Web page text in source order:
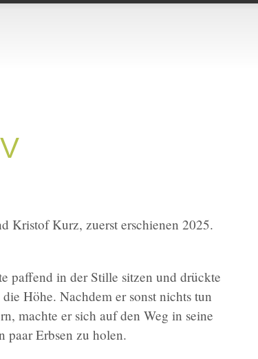
Kristof Kurz, zuerst erschienen 2025.
paffend in der Stille sitzen und drückte
Höhe. Nachdem er sonst nichts tun
machte er sich auf den Weg in seine
paar Erbsen zu holen.